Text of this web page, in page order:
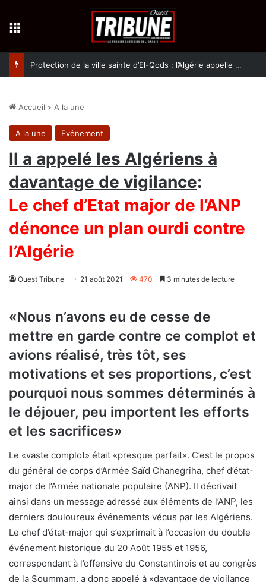
Protection de la ville sainte d’El-Qods : l’Algérie appelle à une action collective
Accueil > A la une
A la une Evênement
Il a appelé les Algériens à
davantage de vigilance:
Le chef d’Etat major de l’ANP
dénonce un plan ourdi contre
l’Algérie
Ouest Tribune 21 août 2021 470 3 minutes de lecture
«Nous n’avons eu de cesse de
mettre en garde contre ce complot et
avions réalisé, très tôt, ses
motivations et ses proportions, c’est
pourquoi nous sommes déterminés à
le déjouer, peu importent les efforts
et les sacrifices»
Le «vaste complot» était «presque parfait». C’est le propos
du général de corps d’Armée Saïd Chanegriha, chef d’état-
major de l’Armée nationale populaire (ANP). Il décrivait
ainsi dans un message adressé aux éléments de l’ANP, les
derniers douloureux événements vécus par les Algériens.
Le chef d’état-major qui s’exprimait à l’occasion du double
événement historique du 20 Août 1955 et 1956,
correspondant à l’offensive du Constantinois et au congrès
de la Soummam, a donc appelé à «davantage de vigilance